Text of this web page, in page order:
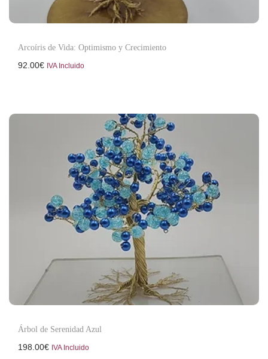
Arcoíris de Vida: Optimismo y Crecimiento
92.00€ IVA Incluido
Árbol de Serenidad Azul
198.00€ IVA Incluido